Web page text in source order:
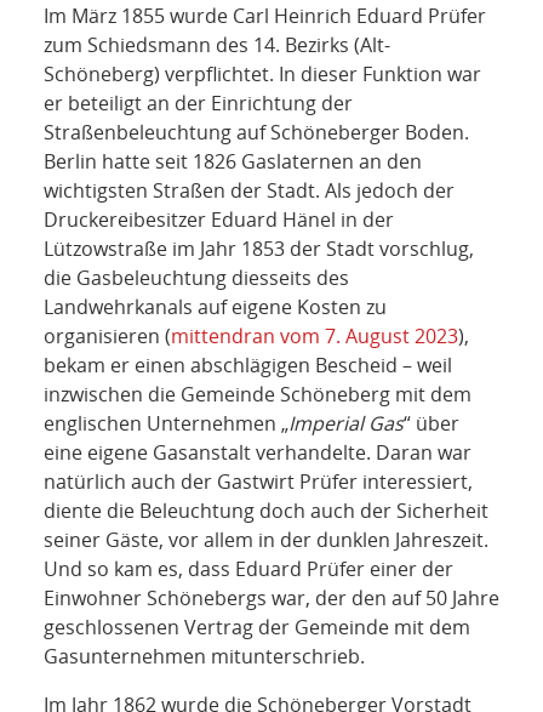
Im März 1855 wurde Carl Heinrich Eduard Prüfer
zum Schiedsmann des 14. Bezirks (Alt-
Schöneberg) verpflichtet. In dieser Funktion war
er beteiligt an der Einrichtung der
Straßenbeleuchtung auf Schöneberger Boden.
Berlin hatte seit 1826 Gaslaternen an den
wichtigsten Straßen der Stadt. Als jedoch der
Druckereibesitzer Eduard Hänel in der
Lützowstraße im Jahr 1853 der Stadt vorschlug,
die Gasbeleuchtung diesseits des
Landwehrkanals auf eigene Kosten zu
organisieren (mittendran vom 7. August 2023),
bekam er einen abschlägigen Bescheid – weil
inzwischen die Gemeinde Schöneberg mit dem
englischen Unternehmen „Imperial Gas“ über
eine eigene Gasanstalt verhandelte. Daran war
natürlich auch der Gastwirt Prüfer interessiert,
diente die Beleuchtung doch auch der Sicherheit
seiner Gäste, vor allem in der dunklen Jahreszeit.
Und so kam es, dass Eduard Prüfer einer der
Einwohner Schönebergs war, der den auf 50 Jahre
geschlossenen Vertrag der Gemeinde mit dem
Gasunternehmen mitunterschrieb.
Im Jahr 1862 wurde die Schöneberger Vorstadt